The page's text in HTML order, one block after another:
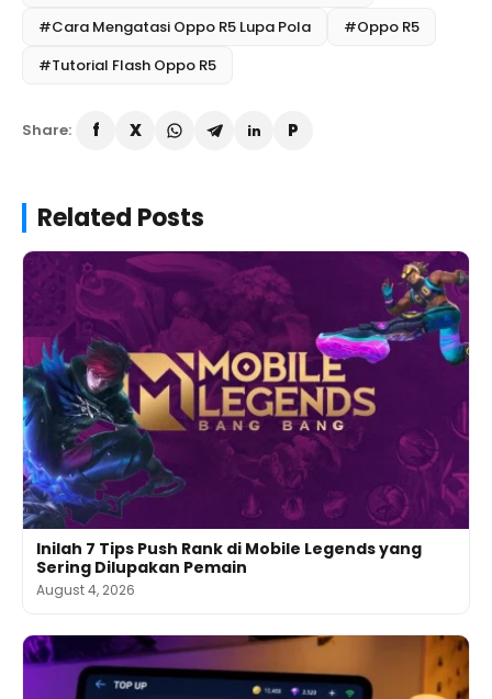
#Cara Mengatasi Oppo R5 Lupa Pola
#Oppo R5
#Tutorial Flash Oppo R5
Share:
Related Posts
Inilah 7 Tips Push Rank di Mobile Legends yang
Sering Dilupakan Pemain
August 4, 2026